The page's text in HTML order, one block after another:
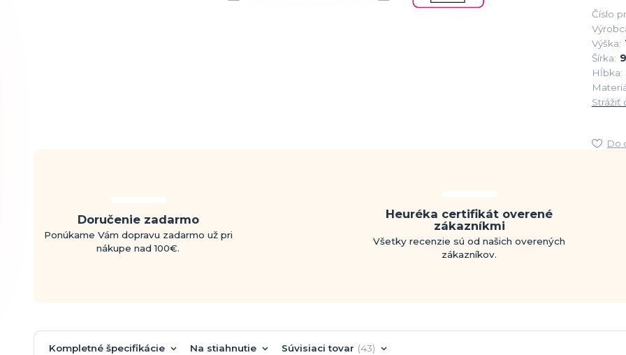
Číslo
Výška:
Šírka:
Hĺbka:
Strážiť
Do
Doručenie zadarmo
Ponúkame Vám dopravu zadarmo už pri
nákupe nad 100€.
Heuréka certifikát overené
zákazníkmi
Všetky recenzie sú od našich overených
zákazníkov.
Kompletné špecifikácie Na stiahnutie Súvisiaci tovar 43